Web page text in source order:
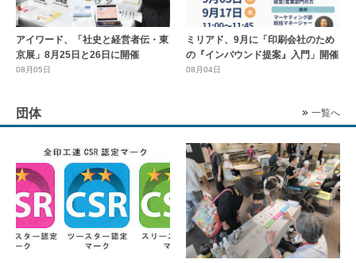
アイワード、「社史と経営者伝・東
京展」8月25日と26日に開催
08月05日
ミリアド、9月に「印刷会社のため
の『インバウンド提案』入門」開催
08月04日
団体 一覧へ